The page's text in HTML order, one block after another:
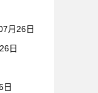
月26日
日
日